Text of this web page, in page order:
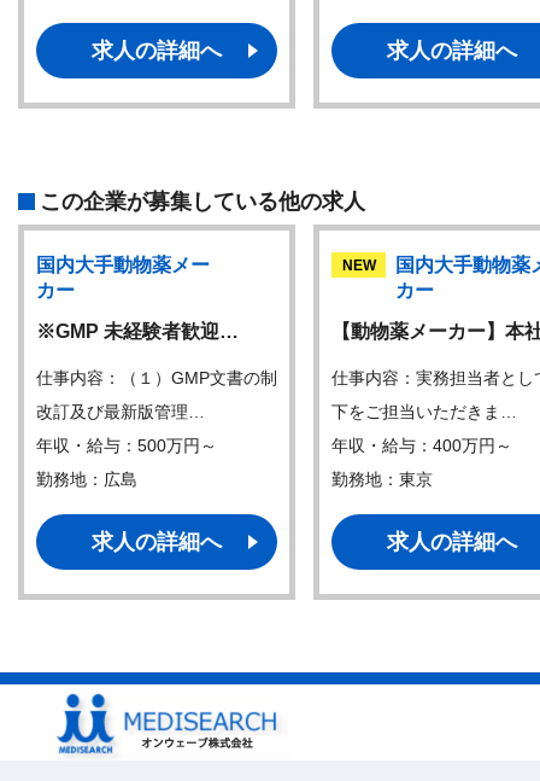
求人の詳細へ 求人の詳細へ
この企業が募集している他の求人
国内大手動物薬メー
カー
※GMP 未経験者歓迎…
仕事内容：（１）GMP文書の制
改訂及び最新版管理…
年収・給与：500万円～
勤務地：広島
求人の詳細へ
NEW
国内大手動物薬
カー
【動物薬メーカー】本
仕事内容：実務担当者とし
下をご担当いただきま…
年収・給与：400万円～
勤務地：東京
求人の詳細へ